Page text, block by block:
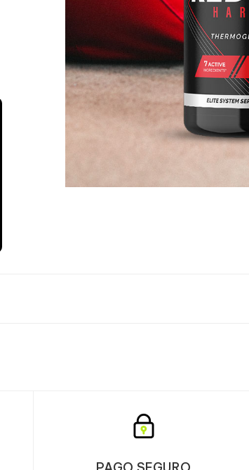
beber. Tomar una dosis al día.